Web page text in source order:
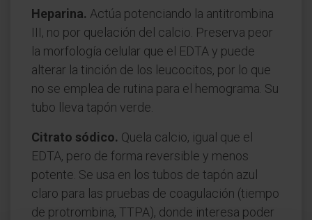
Heparina. Actúa potenciando la antitrombina
III, no por quelación del calcio. Preserva peor
la morfología celular que el EDTA y puede
alterar la tinción de los leucocitos, por lo que
no se emplea de rutina para el hemograma. Su
tubo lleva tapón verde.
Citrato sódico. Quela calcio, igual que el
EDTA, pero de forma reversible y menos
potente. Se usa en los tubos de tapón azul
claro para las pruebas de coagulación (tiempo
de protrombina, TTPA), donde interesa poder